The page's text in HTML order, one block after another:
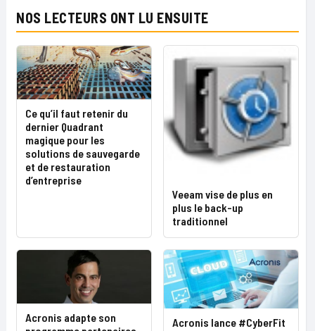
NOS LECTEURS ONT LU ENSUITE
Ce qu’il faut retenir du
dernier Quadrant
magique pour les
solutions de sauvegarde
et de restauration
d’entreprise
Veeam vise de plus en
plus le back-up
traditionnel
Acronis adapte son
Acronis lance #CyberFit